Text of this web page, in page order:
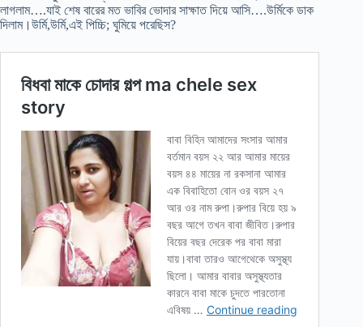
লাগলাম….যাই শেষ বারের মত ভাবির ভোদার সাক্ষাত দিয়ে আসি….উর্মিকে ডাক
দিলাম।উর্মি,উর্মি,এই পিচ্চি; ঘুমিয়ে পরেছিস?